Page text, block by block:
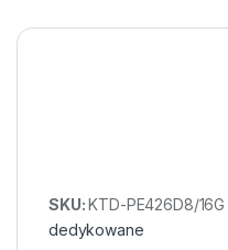
SKU:KTD-PE426D8/16G
dedykowane